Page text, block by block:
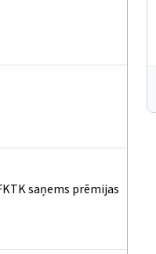
saņems prēmijas